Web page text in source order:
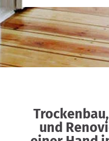
und